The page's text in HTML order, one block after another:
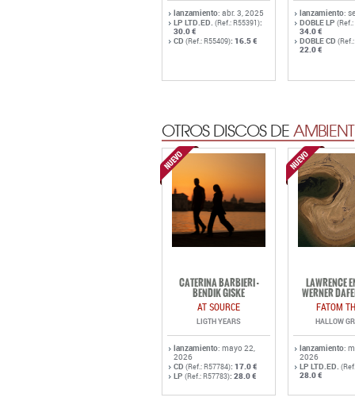
lanzamiento: abr. 3, 2025
LP LTD.ED. (Ref.: R55391):
30.0 €
CD (Ref.: R55409): 16.5 €
lanzamiento:
DOBLE LP
34.0 €
DOBLE CD
22.0 €
OTROS DISCOS DEAMBIENT
CATERINA BARBIERI -
BENDIK GISKE
AT SOURCE
LIGTH YEARS
lanzamiento: mayo 22,
2026
CD (Ref.: R57784): 17.0 €
LP (Ref.: R57783): 28.0 €
LAWRENCE
WERNER
FATOM
HALLOW
lanzamiento:
2026
LP LTD.ED.
28.0 €